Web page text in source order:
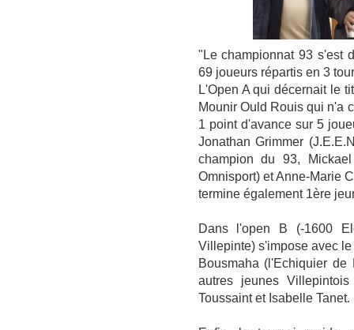
"Le championnat 93 s'est
69 joueurs répartis en 3
L'Open A qui décernait le
Mounir Ould Rouis qui n'a
1 point d'avance sur 5
Jonathan Grimmer
champion du 93,
Omnisport) et Anne-Marie
termine également 1ère
Dans l'open B (-1600
Villepinte) s'impose avec
Bousmaha (l'Echiquier
autres jeunes
Toussaint et Isabelle Tanet.